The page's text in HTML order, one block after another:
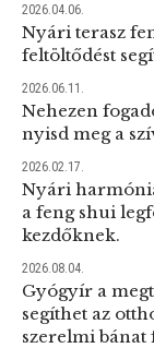
2026.04.06.
Nyári terasz
feltöltődést
2026.06.11.
Nehezen
nyisd meg a
2026.02.17.
Nyári
a feng shui
kezdőknek.
2026.08.04.
Gyógyír a
segíthet az
szerelmi bánat